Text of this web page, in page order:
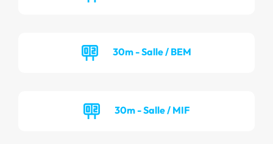
30m - Salle / BEM
30m - Salle / MIF